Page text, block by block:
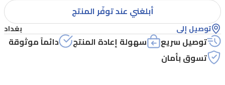
أبلغني عند توفّر المنتج
توصيل إلى بغداد
توصيل سريع سهولة إعادة المنتج
دائماً موثوقة
تسوق بأمان